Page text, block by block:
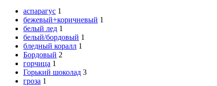
аспарагус 1
бежевый+коричневый 1
белый лед 1
белый/бордовый 1
бледный коралл 1
Бордовый 2
горчица 1
Горький шоколад 3
гроза 1